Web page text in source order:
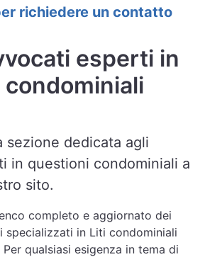
richiedere un contatto
esperti in
sezione dedicata agli
in questioni condominiali a
sito.
completo e aggiornato dei
specializzati in Liti condominiali
qualsiasi esigenza in tema di